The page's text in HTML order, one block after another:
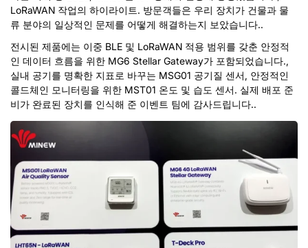
LoRaWAN 작업의 하이라이트. 방문객들은 우리 장치가 건물과 물
류 분야의 일상적인 문제를 어떻게 해결하는지 보았습니다..
전시된 제품에는 이중 BLE 및 LoRaWAN 적용 범위를 갖춘 안정적
인 데이터 흐름을 위한 MG6 Stellar Gateway가 포함되었습니다.,
실내 공기를 명확한 지표로 바꾸는 MSG01 공기질 센서, 안정적인
콜드체인 모니터링을 위한 MST01 온도 및 습도 센서. 실제 배포 준
비가 완료된 장치를 인식해 준 이벤트 팀에 감사드립니다..